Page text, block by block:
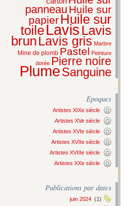
panneau Huile sur
papier Huile sur
toileLavis Lavis
brun Lavis gris Marbre
Mine de plomb Pastel Peinture
dorée Pierre noire
PlumeSanguine
Epoques
Artistes XIXe siècle
Artistes XVe siècle
Artistes XVIe siècle
Artistes XVIIe siècle
Artistes XVIIIe siècle
Artistes XXe siècle
Publications par dates
juin 2024 (1)